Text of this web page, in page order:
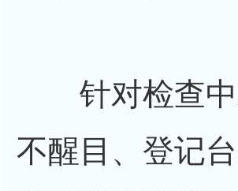
针对检查中
不醒目、登记